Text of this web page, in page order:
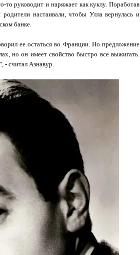
руководит и наряжает как куклу. Поработав
настаивали, чтобы Улла вернулась и
банке.
ее остаться во Франции. Но предложение
но он имеет свойство быстро все выжигать.
- считал Азнавур.